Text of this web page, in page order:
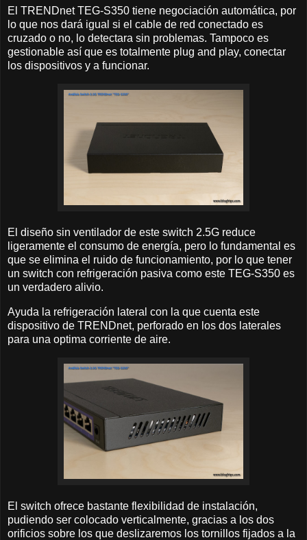
El TRENDnet TEG-S350 tiene negociación automática, por
lo que nos dará igual si el cable de red conectado es
cruzado o no, lo detectara sin problemas. Tampoco es
gestionable así que es totalmente plug and play, conectar
los dispositivos y a funcionar.
El diseño sin ventilador de este switch 2.5G reduce
ligeramente el consumo de energía, pero lo fundamental es
que se elimina el ruido de funcionamiento, por lo que tener
un switch con refrigeración pasiva como este TEG-S350 es
un verdadero alivio.
Ayuda la refrigeración lateral con la que cuenta este
dispositivo de TRENDnet, perforado en los dos laterales
para una optima corriente de aire.
El switch ofrece bastante flexibilidad de instalación,
pudiendo ser colocado verticalmente, gracias a los dos
orificios sobre los que deslizaremos los tornillos fijados a la